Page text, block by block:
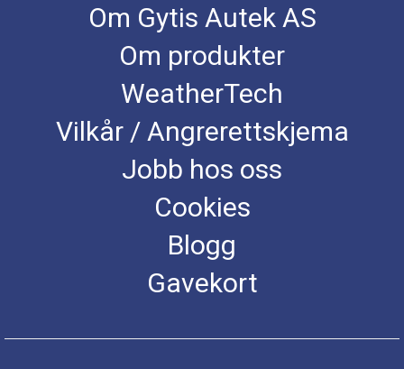
Om Gytis Autek AS
Om produkter
WeatherTech
Vilkår / Angrerettskjema
Jobb hos oss
Cookies
Blogg
Gavekort